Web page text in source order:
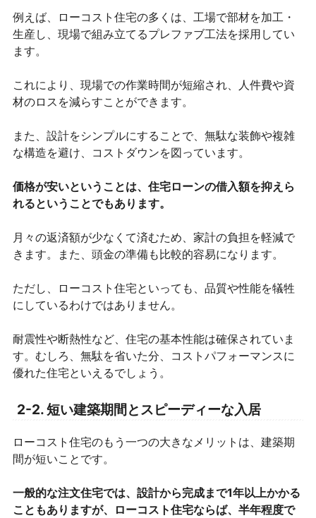
例えば、ローコスト住宅の多くは、工場で部材を加工・
生産し、現場で組み立てるプレファブ工法を採用してい
ます。
これにより、現場での作業時間が短縮され、人件費や資
材のロスを減らすことができます。
また、設計をシンプルにすることで、無駄な装飾や複雑
な構造を避け、コストダウンを図っています。
価格が安いということは、住宅ローンの借入額を抑えら
れるということでもあります。
月々の返済額が少なくて済むため、家計の負担を軽減で
きます。また、頭金の準備も比較的容易になります。
ただし、ローコスト住宅といっても、品質や性能を犠牲
にしているわけではありません。
耐震性や断熱性など、住宅の基本性能は確保されていま
す。むしろ、無駄を省いた分、コストパフォーマンスに
優れた住宅といえるでしょう。
2-2. 短い建築期間とスピーディーな入居
ローコスト住宅のもう一つの大きなメリットは、建築期
間が短いことです。
一般的な注文住宅では、設計から完成まで1年以上かかる
こともありますが、ローコスト住宅ならば、半年程度で